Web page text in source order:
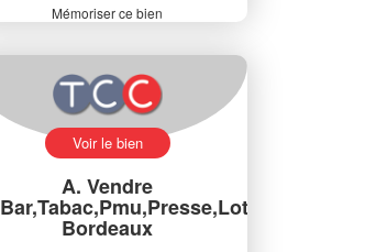
Mémoriser ce bien
Voir le bien
A. Vendre
Bar,Tabac,Pmu,Presse,Loto,
Bordeaux